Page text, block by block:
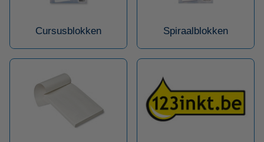
Cursusblokken Spiraalblokken